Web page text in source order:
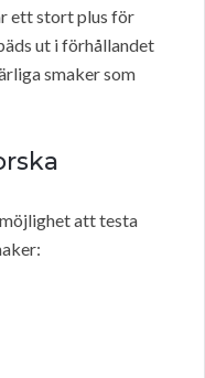
ett stort plus för
ut i förhållandet
smaker som
att testa